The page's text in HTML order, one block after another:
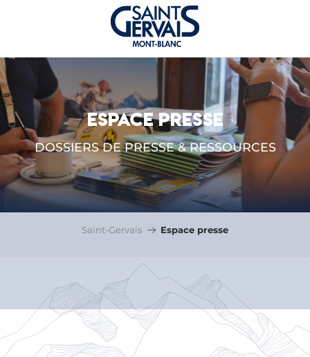
ESPACE PRESSE
DOSSIERS DE PRESSE & RESSOURCES
Saint-Gervais Espace presse